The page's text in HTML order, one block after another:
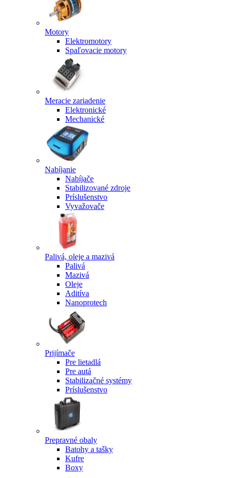
Motory
Elektromotory
Spaľovacie motory
Meracie zariadenie
Elektronické
Mechanické
Nabíjanie
Nabíjače
Stabilizované zdroje
Príslušenstvo
Vyvažovače
Palivá, oleje a mazivá
Palivá
Mazivá
Oleje
Aditíva
Nanoprotech
Prijímače
Pre lietadlá
Pre autá
Stabilizačné systémy
Príslušenstvo
Prepravné obaly
Batohy a tašky
Kufre
Boxy